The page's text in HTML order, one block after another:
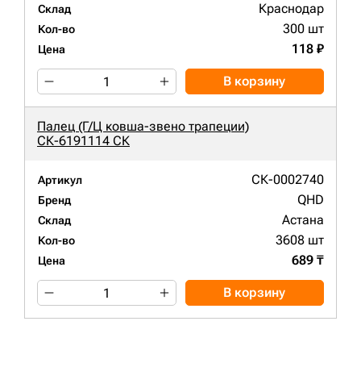
Склад Краснодар
Кол-во 300 шт
Цена 118 ₽
В корзину
Палец (Г/Ц ковша-звено трапеции)
СК-6191114 СК
Артикул СК-0002740
Бренд QHD
Склад Астана
Кол-во 3608 шт
Цена 689 ₸
В корзину